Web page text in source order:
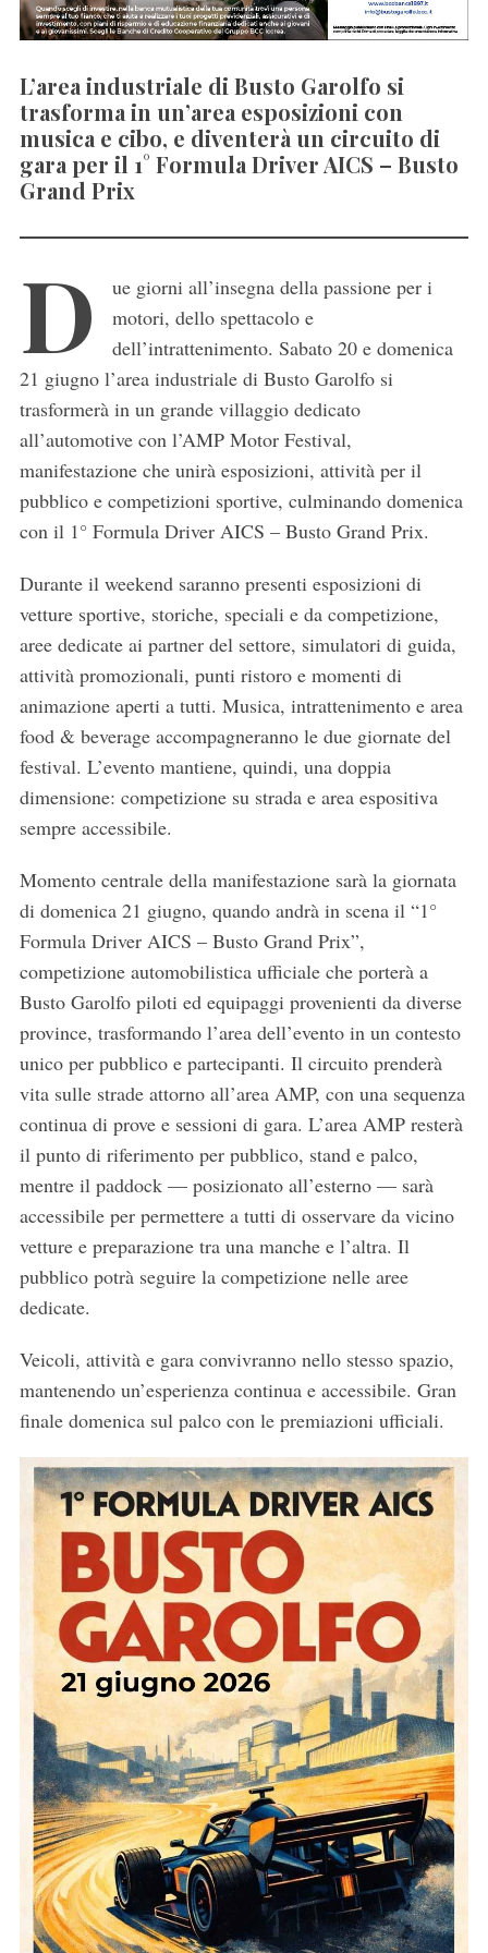
L’area industriale di Busto Garolfo si
trasforma in un’area esposizioni con
musica e cibo, e diventerà un circuito di
gara per il 1° Formula Driver AICS – Busto
Grand Prix
D
ue giorni all’insegna della passione per i
motori, dello spettacolo e
dell’intrattenimento. Sabato 20 e domenica
21 giugno l’area industriale di Busto Garolfo si
trasformerà in un grande villaggio dedicato
all’automotive con l’AMP Motor Festival,
manifestazione che unirà esposizioni, attività per il
pubblico e competizioni sportive, culminando domenica
con il 1° Formula Driver AICS – Busto Grand Prix.
Durante il weekend saranno presenti esposizioni di
vetture sportive, storiche, speciali e da competizione,
aree dedicate ai partner del settore, simulatori di guida,
attività promozionali, punti ristoro e momenti di
animazione aperti a tutti. Musica, intrattenimento e area
food & beverage accompagneranno le due giornate del
festival. L’evento mantiene, quindi, una doppia
dimensione: competizione su strada e area espositiva
sempre accessibile.
Momento centrale della manifestazione sarà la giornata
di domenica 21 giugno, quando andrà in scena il “1°
Formula Driver AICS – Busto Grand Prix”,
competizione automobilistica ufficiale che porterà a
Busto Garolfo piloti ed equipaggi provenienti da diverse
province, trasformando l’area dell’evento in un contesto
unico per pubblico e partecipanti. Il circuito prenderà
vita sulle strade attorno all’area AMP, con una sequenza
continua di prove e sessioni di gara. L’area AMP resterà
il punto di riferimento per pubblico, stand e palco,
mentre il paddock — posizionato all’esterno — sarà
accessibile per permettere a tutti di osservare da vicino
vetture e preparazione tra una manche e l’altra. Il
pubblico potrà seguire la competizione nelle aree
dedicate.
Veicoli, attività e gara convivranno nello stesso spazio,
mantenendo un’esperienza continua e accessibile. Gran
finale domenica sul palco con le premiazioni ufficiali.